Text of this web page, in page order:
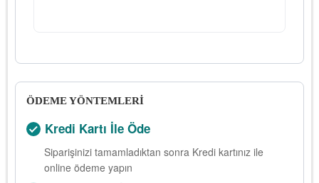
ÖDEME YÖNTEMLERİ
Kredi Kartı İle Öde
Siparişinizi tamamladıktan sonra Kredi kartınız ile
online ödeme yapın